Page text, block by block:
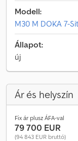
Modell:
M30 M DOKA 7-
Állapot:
új
Ár és helyszín
Fix ár plusz ÁFA-val
79 700 EUR
(94 843 EUR bruttó)